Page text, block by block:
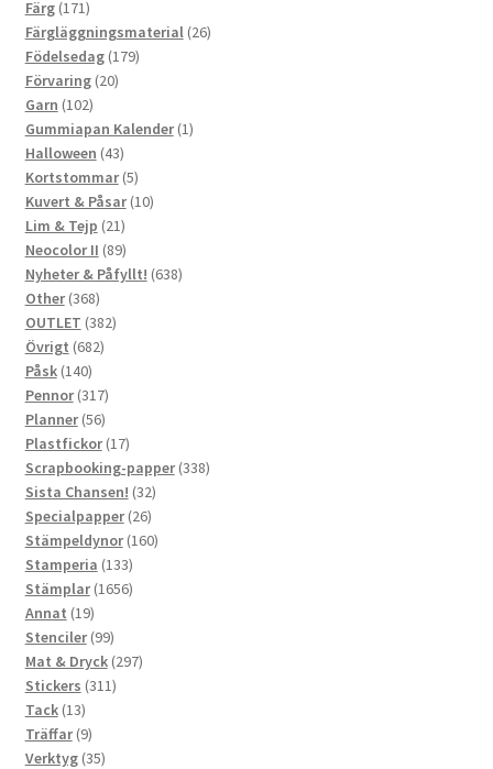
Färg 171171
produkter
Färgläggningsmaterial 2626
Födelsedag 179179
Förvaring 2020
Garn 102102
produkter
Gummiapan Kalender 11
Halloween 4343
produkter
Kortstommar 55
produkter
Kuvert & Påsar 1010
Lim & Tejp 2121
produkter
Neocolor II 8989
produkter
Nyheter & Påfyllt! 638638
Other 368368
produkter
OUTLET 382382
Övrigt 682682
Påsk 140140
produkter
Pennor 317317
produkter
Planner 5656
produkter
Plastfickor 1717
produkter
Scrapbooking-papper 338338
Sista Chansen! 3232
produkter
Specialpapper 2626
produkter
Stämpeldynor 160160
Stamperia 133133
produkter
Stämplar 16561656
Annat 1919
produkter
Stenciler 9999
produkter
Mat & Dryck 297297
Stickers 311311
Tack 1313
produkter
Träffar 99
produkter
Verktyg 3535